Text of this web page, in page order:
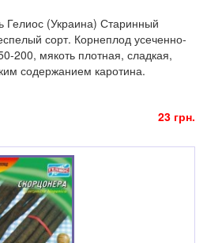
Гелиос (Украина) Старинный
сорт. Корнеплод усеченно-
200, мякоть плотная, сладкая,
содержанием каротина.
23 грн.